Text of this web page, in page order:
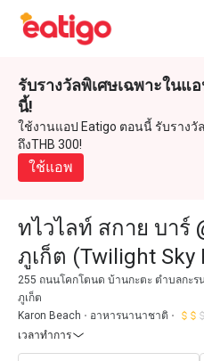
รับรางวัลพิเศษเฉพาะในแ
นี้!
ใช้งานแอป Eatigo ตอนนี้ รับรางวั
ถึงTHB 300!
ใช้แอพ
ทไวไลท์ สกาย บาร์
ภูเก็ต (Twilight Sky
Sis Kata Phuket)
255 ถนนโคกโตนด บ้านกะตะ ตำบลกะร
ภูเก็ต
Karon Beach
อาหารนานาชาติ
เวลาทำการ